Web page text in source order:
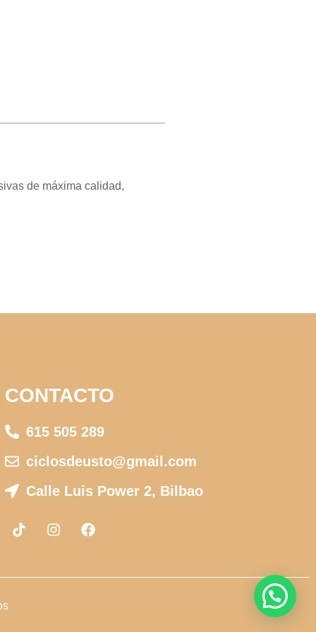
de máxima calidad,
CONTACTO
615 505 289
ciclosdeusto@gmail.com
Calle Luis Power 2, Bilbao